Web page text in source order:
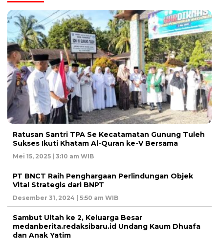
Ratusan Santri TPA Se Kecatamatan Gunung Tuleh
Sukses Ikuti Khatam Al-Quran ke-V Bersama
Mei 15, 2025 | 3:10 am WIB
PT BNCT Raih Penghargaan Perlindungan Objek
Vital Strategis dari BNPT
Desember 31, 2024 | 5:50 am WIB
Sambut Ultah ke 2, Keluarga Besar
medanberita.redaksibaru.id Undang Kaum Dhuafa
dan Anak Yatim